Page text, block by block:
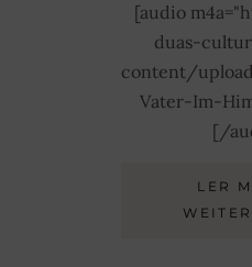
[audio
duas-
content/
Vater-Im-
[/
LER